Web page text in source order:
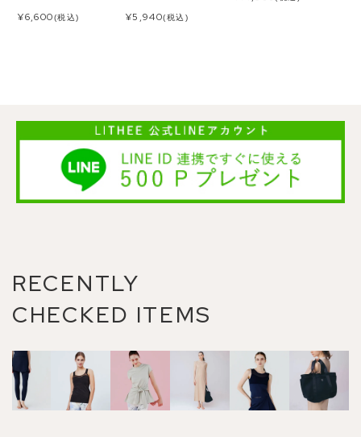
¥6,600(税込) ¥5,940(税込)
RECENTLY
CHECKED ITEMS